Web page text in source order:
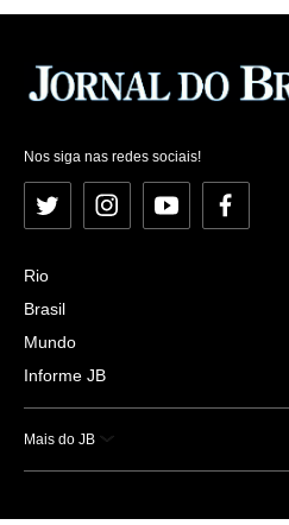
Nos siga nas redes sociais!
Twitter InstagramYouTubeFacebook
Rio
Brasil
Mundo
Informe JB
Mais do JB
Esportes